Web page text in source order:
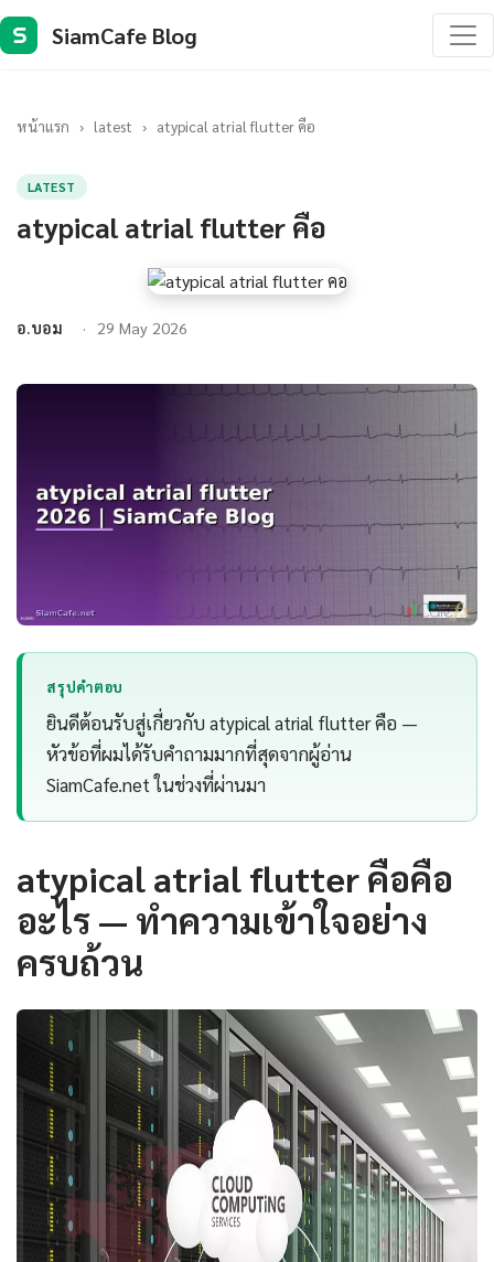
S SiamCafe Blog
หน้าแรก › latest › atypical atrial flutter คือ
LATEST
atypical atrial flutter คือ
อ.บอม 29 May 2026
สรุปคำตอบ
ยินดีต้อนรับสู่เกี่ยวกับ atypical atrial flutter คือ —
หัวข้อที่ผมได้รับคำถามมากที่สุดจากผู้อ่าน
SiamCafe.net ในช่วงที่ผ่านมา
atypical atrial flutter คือคือ
อะไร — ทำความเข้าใจอย่าง
ครบถ้วน